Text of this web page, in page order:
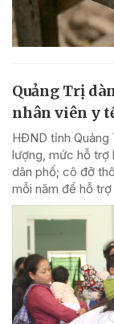
Quảng Trị
nhân viên y
HĐND tỉnh
lượng, mức hỗ trợ
dân phố; cô đỡ
mỗi năm để hỗ